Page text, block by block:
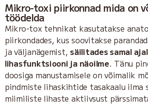
Mikro-toxi piirkonnad mida on
töödelda
Mikro-tox tehnikat kasutatakse
piirkondades, kus soovitakse
ja väljanägemist, säilitades samal
lihasfunktsiooni ja näoilme. Tänu
doosiga manustamisele on võimalik
pindmiste lihaskihtide tasakaalu ilma
miimiliste lihaste aktiivsust